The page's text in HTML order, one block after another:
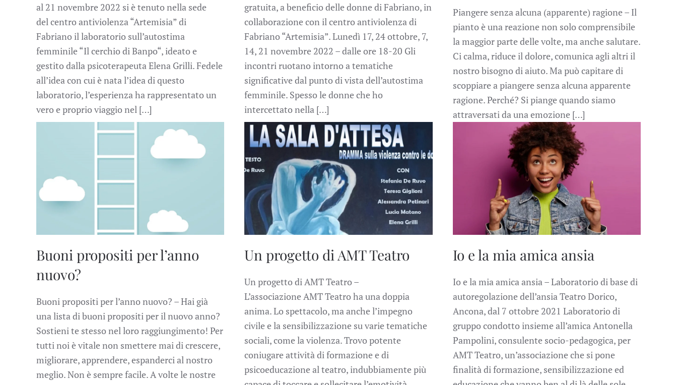
al 21 novembre 2022 si è tenuto nella sede
del centro antiviolenza “Artemisia” di
Fabriano il laboratorio sull’autostima
femminile “Il cerchio di Banpo“, ideato e
gestito dalla psicoterapeuta Elena Grilli. Fedele
all’idea con cui è nata l’idea di questo
laboratorio, l’esperienza ha rappresentato un
vero e proprio viaggio nel […]
gratuita, a beneficio delle donne di Fabriano, in
collaborazione con il centro antiviolenza di
Fabriano “Artemisia”. Lunedì 17, 24 ottobre, 7,
14, 21 novembre 2022 – dalle ore 18-20 Gli
incontri ruotano intorno a tematiche
significative dal punto di vista dell’autostima
femminile. Spesso le donne che ho
intercettato nella […]
Piangere senza alcuna (apparente) ragione – Il
pianto è una reazione non solo comprensibile
la maggior parte delle volte, ma anche salutare.
Ci calma, riduce il dolore, comunica agli altri il
nostro bisogno di aiuto. Ma può capitare di
scoppiare a piangere senza alcuna apparente
ragione. Perché? Si piange quando siamo
attraversati da una emozione […]
Buoni propositi per l’anno
nuovo?
Buoni propositi per l’anno nuovo? – Hai già
una lista di buoni propositi per il nuovo anno?
Sostieni te stesso nel loro raggiungimento! Per
tutti noi è vitale non smettere mai di crescere,
migliorare, apprendere, espanderci al nostro
meglio. Non è sempre facile. A volte le nostre
Un progetto di AMT Teatro
Un progetto di AMT Teatro –
L’associazione AMT Teatro ha una doppia
anima. Lo spettacolo, ma anche l’impegno
civile e la sensibilizzazione su varie tematiche
sociali, come la violenza. Trovo potente
coniugare attività di formazione e di
psicoeducazione al teatro, indubbiamente più
Io e la mia amica ansia
Io e la mia amica ansia – Laboratorio di base di
autoregolazione dell’ansia Teatro Dorico,
Ancona, dal 7 ottobre 2021 Laboratorio di
gruppo condotto insieme all’amica Antonella
Pampolini, consulente socio-pedagogica, per
AMT Teatro, un’associazione che si pone
finalità di formazione, sensibilizzazione ed